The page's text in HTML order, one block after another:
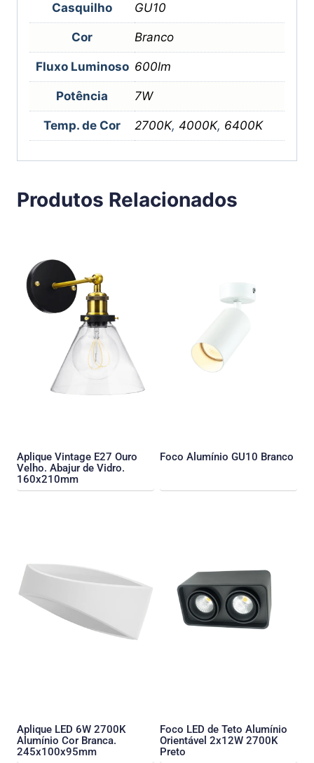
Casquilho GU10
Cor Branco
Fluxo Luminoso 600lm
Potência 7W
Temp. de Cor 2700K, 4000K, 6400K
Produtos Relacionados
Aplique Vintage E27 Ouro
Velho. Abajur de Vidro.
160x210mm
Foco Alumínio GU10 Branco
Aplique LED 6W 2700K
Alumínio Cor Branca.
245x100x95mm
Foco LED de Teto Alumínio
Orientável 2x12W 2700K
Preto